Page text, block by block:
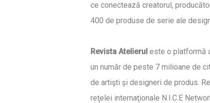
ce conectează creatorul,
400 de produse de serie ale
Revista Atelierul este o platformă
un număr de peste 7 milioane de
de artişti și designeri de produs.
reţelei internaţionale N.I.C.E